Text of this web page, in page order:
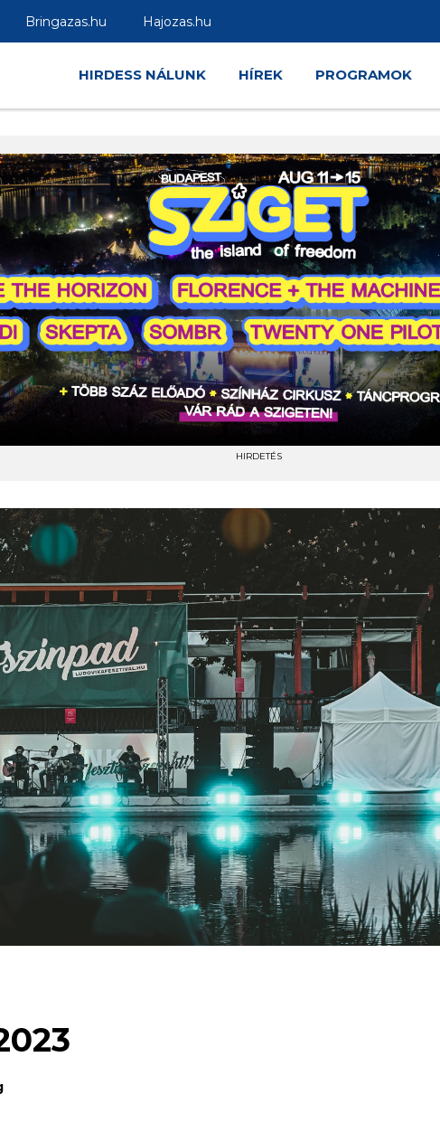
Bringazas.hu Hajozas.hu
HIRDESS NÁLUNK HÍREK PROGRAMOK
HIRDETÉS